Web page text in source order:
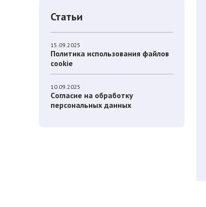
Статьи
15.09.2025
Политика использования файлов
cookie
10.09.2025
Cогласие на обработку
персональных данных